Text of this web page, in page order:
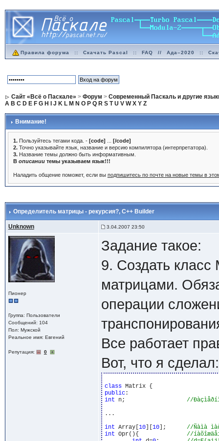
Правила форума :: Скачать Pascal :: FAQ // Ада–2020 ::
Сайт «Всё о Паскале» > Форум > Современный Паскаль и другие
A B C D E F G H J K L M N O P Q R S T U V W X Y Z
Внимание!
1.Пользуйтесь тегами кода. - [code]
[/code]
2.Точно указывайте язык, название и версию компилятора (интерпретатора).
3.Название темы должно быть информативным.
В описаниитемы указываем язык!!!
Наладить общение поможет, если вы подпишитесь по почте на новые темы в
Определитель матрицы - рекурсия?, C++ Builder
Unknown 3.04.2007 23:50
Пионер
Группа: Пользователи
Сообщений: 104
Пол: Мужской
Реальное имя: Евгений
Репутация: 0
Задание такое:
9. Создать
матрицами.
операции
Все работает
Вот, что я сделал:
class
public
int n;
...
int Array[ 10][ 10];
int Opr(){